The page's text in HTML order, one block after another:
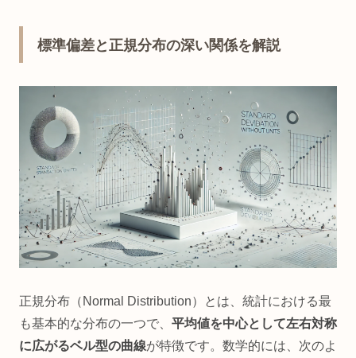
標準偏差と正規分布の深い関係を解説
正規分布（Normal Distribution）とは、統計における最
も基本的な分布の一つで、 平均値を中心として左右対称
に広がるベル型の曲線が特徴です。数学的には、次のよ